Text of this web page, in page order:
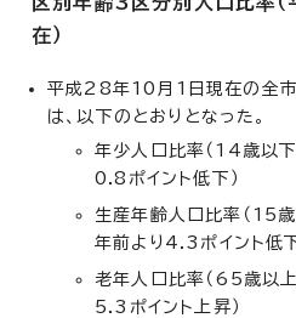
在）
平成28年10月1日現在の全
は、以下のとおりとなった。
年少人口比率（14歳以
0.8ポイント低下）
生産年齢人口比率（15
年前より4.3ポイント低下
老年人口比率（65歳以
5.3ポイント上昇）